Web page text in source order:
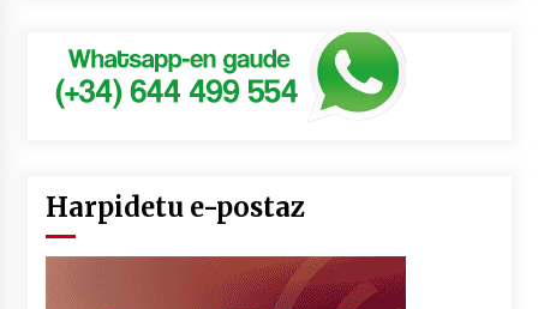
Harpidetu e-postaz